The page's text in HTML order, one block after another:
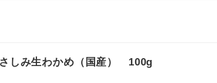
しみ生わかめ（国産） 100g